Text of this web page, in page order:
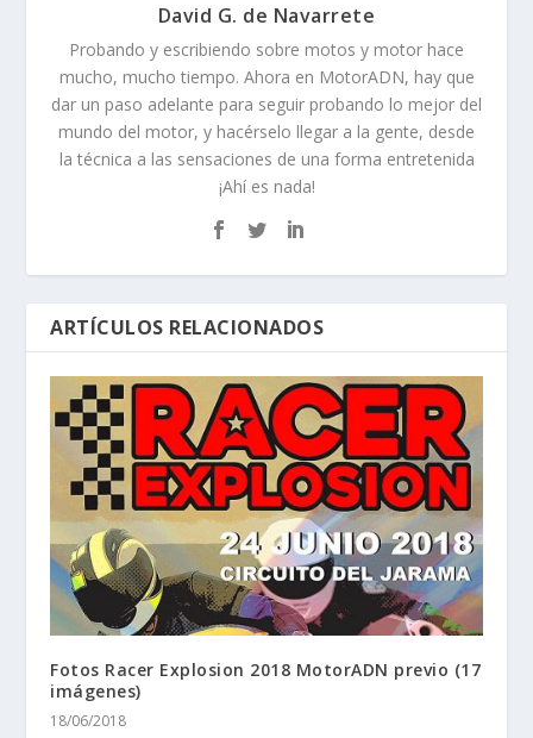
David G. de Navarrete
Probando y escribiendo sobre motos y motor hace
mucho, mucho tiempo. Ahora en MotorADN, hay que
dar un paso adelante para seguir probando lo mejor del
mundo del motor, y hacérselo llegar a la gente, desde
la técnica a las sensaciones de una forma entretenida
¡Ahí es nada!
ARTÍCULOS RELACIONADOS
Fotos Racer Explosion 2018 MotorADN previo (17
imágenes)
18/06/2018